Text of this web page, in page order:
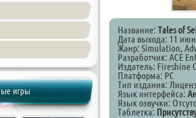
игры
Название: Tales of
Дата выхода: 11
Жанр: Simulation,
Разработчик: ACE
Издатель: Fireshine
Платформа: PC
Тип издания:
Язык интерфейса:
Язык озвучки:
Таблетка: